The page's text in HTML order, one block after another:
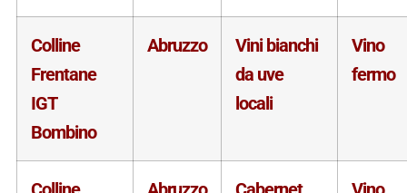
Colline
Frentane
IGT
Bombino
Abruzzo
Vini bianchi
da uve
locali
Vino
fermo